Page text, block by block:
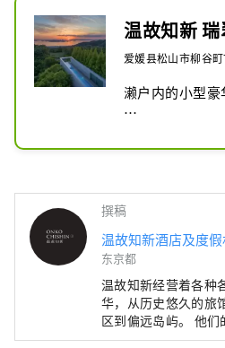
温故知新
爱媛县松山市柳谷
濑户内的小型豪
安藤忠雄，建
撰稿
温故知新酒店及度
东京都
温故知新经营着各种
华，从历史悠久的旅
区到偏远岛屿。 他
性。 我们倾听每个